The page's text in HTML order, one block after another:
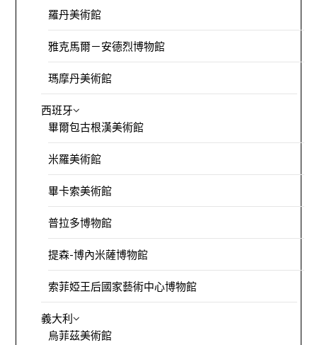
羅丹美術館
雅克馬爾－安德烈博物館
瑪摩丹美術館
西班牙
畢爾包古根漢美術館
米羅美術館
畢卡索美術館
普拉多博物館
提森-博內米薩博物館
索菲婭王后國家藝術中心博物館
義大利
烏菲茲美術館